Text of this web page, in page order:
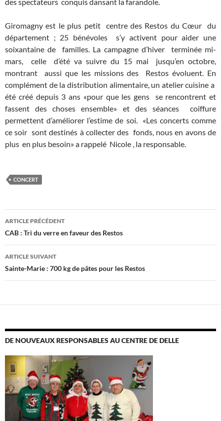
Giromagny est le plus petit centre des Restos du Cœur du
département ; 25 bénévoles s’y activent pour aider une
soixantaine de familles. La campagne d’hiver terminée mi-
mars, celle d’été va suivre du 15 mai jusqu’en octobre,
montrant aussi que les missions des Restos évoluent. En
complément de la distribution alimentaire, un atelier cuisine a
été créé depuis 3 ans «pour que les gens se rencontrent et
fassent des choses ensemble» et des séances coiffure
permettent d’améliorer l’estime de soi. «Les concerts comme
ce soir sont destinés à collecter des fonds, nous en avons de
plus en plus besoin» a rappelé Nicole , la responsable.
CONCERT
Navigation
des
articles
ARTICLE PRÉCÉDENT
CAB : Tri du verre en faveur des Restos
ARTICLE SUIVANT
Sainte-Marie : 700 kg de pâtes pour les Restos
DE NOUVEAUX RESPONSABLES AU CENTRE DE DELLE